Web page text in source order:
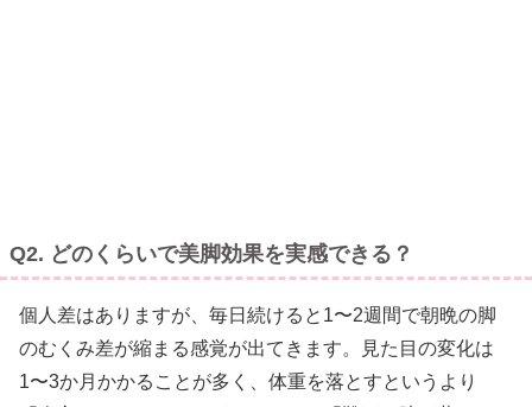
Q2. どのくらいで美脚効果を実感できる？
個人差はありますが、毎日続けると1〜2週間で朝晩の脚
のむくみ差が縮まる感覚が出てきます。見た目の変化は
1〜3か月かかることが多く、体重を落とすというより